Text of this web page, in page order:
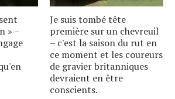
» –
Je suis tombé tête
première sur un chevreuil
– c'est la saison du rut en
ce moment et les coureurs
de gravier britanniques
devraient en être
conscients.